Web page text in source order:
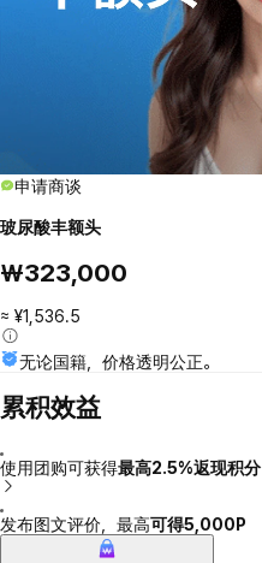
申请商谈
玻尿酸丰额头
₩323,000
≈ ¥1,536.5
无论国籍，价格透明公正。
累积效益
使用团购可获得最高2.5%返现积分
发布图文评价，最高可得5,000P